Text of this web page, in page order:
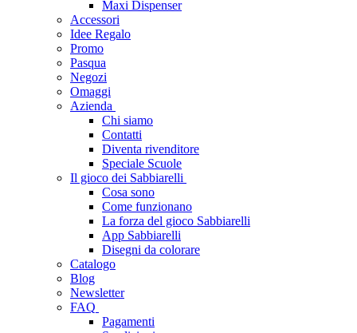
Maxi Dispenser
Accessori
Idee Regalo
Promo
Pasqua
Negozi
Omaggi
Azienda
Chi siamo
Contatti
Diventa rivenditore
Speciale Scuole
Il gioco dei Sabbiarelli
Cosa sono
Come funzionano
La forza del gioco Sabbiarelli
App Sabbiarelli
Disegni da colorare
Catalogo
Blog
Newsletter
FAQ
Pagamenti